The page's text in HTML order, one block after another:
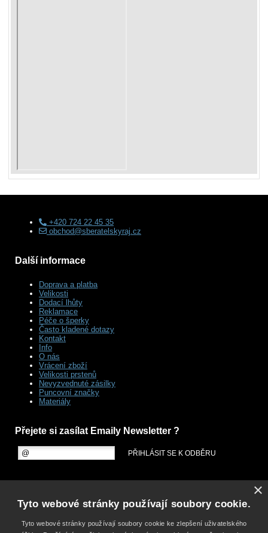
+420 724 22 45 35
obchod@sberatelskyraj.cz
Další informace
Doprava a platba
Velikosti
Dodací lhůty
Reklamace
Péče o šperky
Často kladené dotazy
Kontakt
Info
O nás
Vrácení zboží
Velikosti prstenů
Nevyzvednuté zásilky
Puncovní značky
Materiály
Přejete si zasílat Emaily Newsletter ?
×
Tyto webové stránky používají soubory cookie.
Tyto webové stránky používají soubory cookie ke zlepšení uživatelského